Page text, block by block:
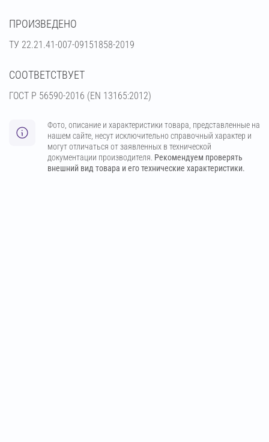
ПРОИЗВЕДЕНО
ТУ 22.21.41-007-09151858-2019
СООТВЕТСТВУЕТ
ГОСТ Р 56590-2016 (EN 13165:2012)
Фото, описание и характеристики товара, представленные на
нашем сайте, несут исключительно справочный характер и
могут отличаться от заявленных в технической
документации производителя. Рекомендуем проверять
внешний вид товара и его технические характеристики.